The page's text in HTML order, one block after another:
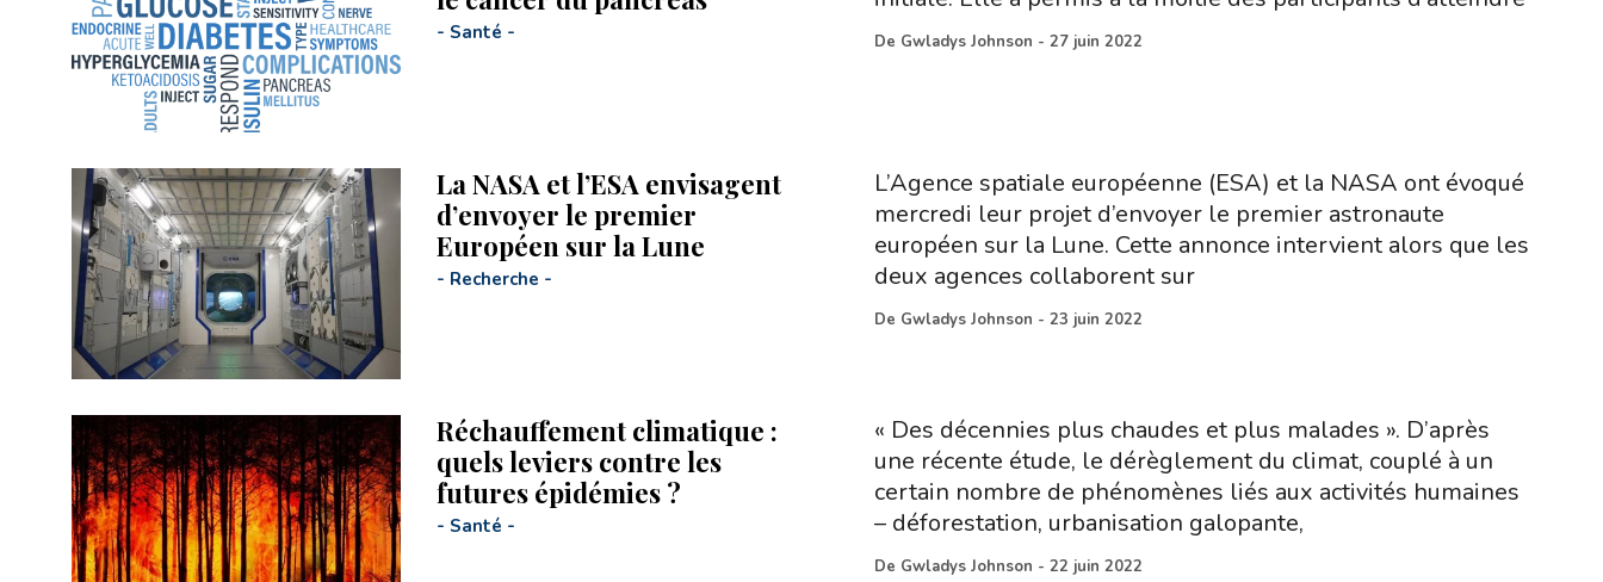
- Santé - De Gwladys Johnson - 27 juin 2022
La NASA et l’ESA envisagent
d’envoyer le premier
Européen sur la Lune
- Recherche -
L’Agence spatiale européenne (ESA) et la NASA ont évoqué
mercredi leur projet d’envoyer le premier astronaute
européen sur la Lune. Cette annonce intervient alors que les
deux agences collaborent sur
De Gwladys Johnson - 23 juin 2022
Réchauffement climatique :
quels leviers contre les
futures épidémies ?
- Santé -
« Des décennies plus chaudes et plus malades ». D’après
une récente étude, le dérèglement du climat, couplé à un
certain nombre de phénomènes liés aux activités humaines
– déforestation, urbanisation galopante,
De Gwladys Johnson - 22 juin 2022